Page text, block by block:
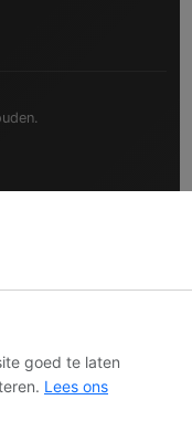
goed te laten
Lees ons